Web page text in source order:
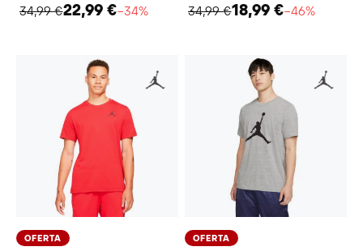
34,99 €22,99 €−34%
34,99 €18,99 €−46%
OFERTA OFERTA